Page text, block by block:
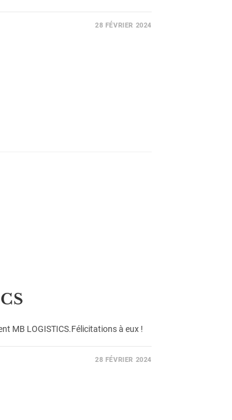
28 FÉVRIER 2024
MB LOGISTICS.Félicitations à eux !
28 FÉVRIER 2024